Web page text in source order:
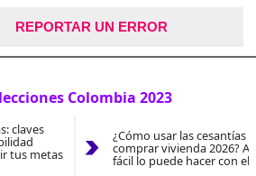
REPORTAR UN ERROR
Colombia 2023
claves
tus metas
¿Cómo usar las cesantías
comprar vivienda 2026?
fácil lo puede hacer con el